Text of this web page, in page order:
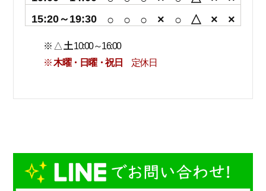
15:20～19:30 ○ ○ ○ × ○ △ × ×
※ △ 土10:00～16:00
※木曜・日曜・祝日 定休日